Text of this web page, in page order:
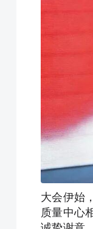
大会伊始
质量中心